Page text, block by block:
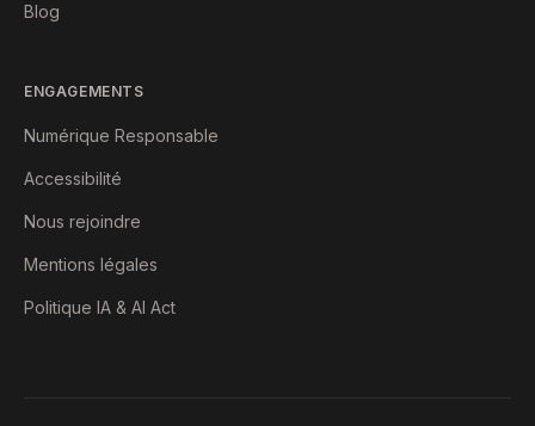
Blog
ENGAGEMENTS
Numérique Responsable
Accessibilité
Nous rejoindre
Mentions légales
Politique IA & AI Act